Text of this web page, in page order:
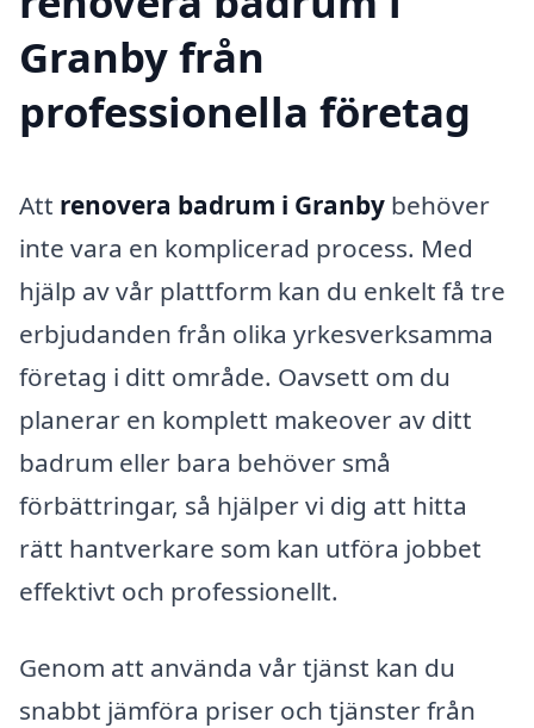
Granby från
professionella företag
Att renovera badrum i Granby behöver
inte vara en komplicerad process. Med
hjälp av vår plattform kan du enkelt få tre
erbjudanden från olika yrkesverksamma
företag i ditt område. Oavsett om du
planerar en komplett makeover av ditt
badrum eller bara behöver små
förbättringar, så hjälper vi dig att hitta
rätt hantverkare som kan utföra jobbet
effektivt och professionellt.
Genom att använda vår tjänst kan du
snabbt jämföra priser och tjänster från